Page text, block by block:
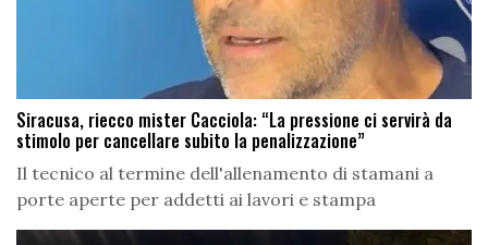
Siracusa, riecco mister Cacciola: “La pressione ci servirà da
stimolo per cancellare subito la penalizzazione”
Il tecnico al termine dell'allenamento di stamani a
porte aperte per addetti ai lavori e stampa